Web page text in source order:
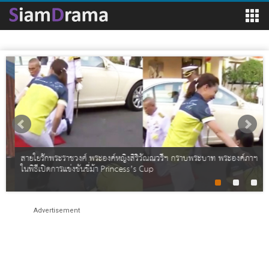
สายใยรักพระราชวงศ์ พระองค์หญิงสิริวัณณวรีฯ กราบพระบาท พระองค์ภาฯ
ในพิธีเปิดการแข่งขันขี่ม้า Princess’s Cup
Advertisement